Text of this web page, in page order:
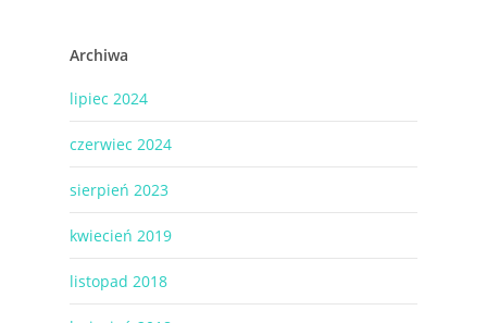
Archiwa
lipiec 2024
czerwiec 2024
sierpień 2023
kwiecień 2019
listopad 2018